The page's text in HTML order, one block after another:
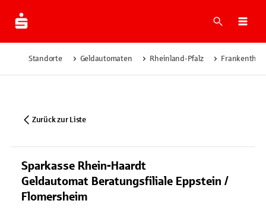
Suche
Standorte Geldautomaten Rheinland-Pfalz Frankenthal
Zurück zur Liste
Sparkasse Rhein-Haardt
Geldautomat Beratungsfiliale Eppstein /
Flomersheim